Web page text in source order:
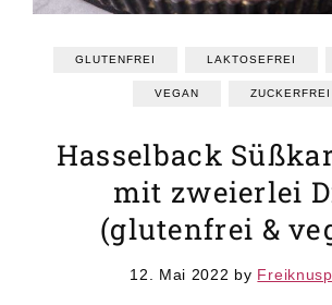
GLUTENFREI LAKTOSEFREI
VEGAN ZUCKERFREI
Hasselback
mit zweierlei
(glutenfrei &
12. Mai 2022 by